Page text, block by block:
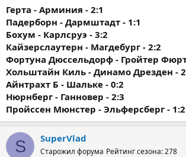
Герта - Арминия - 2:1
Падерборн - Дармштадт - 1:1
Бохум - Карлсруэ - 3:2
Кайзерслаутерн - Магдебург - 2:2
Фортуна Дюссельдорф - Гройтер
Хольштайн Киль - Динамо Дрезден -
Айнтрахт Б - Шальке - 0:2
Нюрнберг - Ганновер - 2:3
Пройссен Мюнстер - Эльферсберг - 1:2
S SuperVlad
Старожил форума Рейтинг сезона: 278